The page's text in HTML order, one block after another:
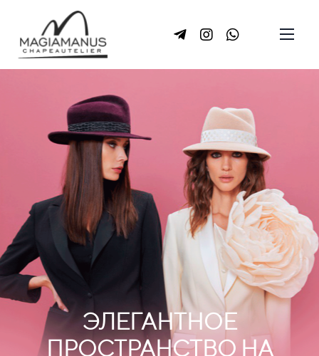
ЭЛЕГАНТНОЕ
ПРОСТРАНСТВО НА